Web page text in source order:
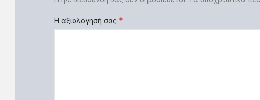
Η αξιολόγησή σας *